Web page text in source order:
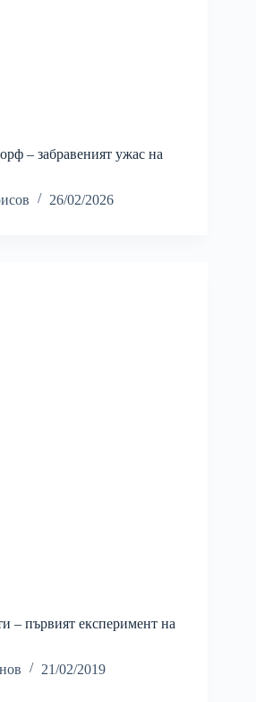
– забравеният ужас на
26/02/2026
– първият експеримент на
21/02/2019